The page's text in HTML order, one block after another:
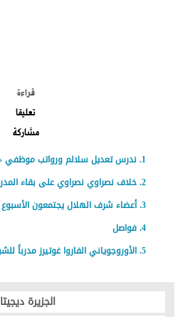
قراءة
تعليقا
مشاركة
ندرس تعديل سلالم ورواتب موظفي
خلاف نصراوي نصراوي على بقاء
أعضاء شرف الهلال يجتمعون
فواصل
الأوروجوياني الفاروا غوتيرز مدرباً
الجزيرة